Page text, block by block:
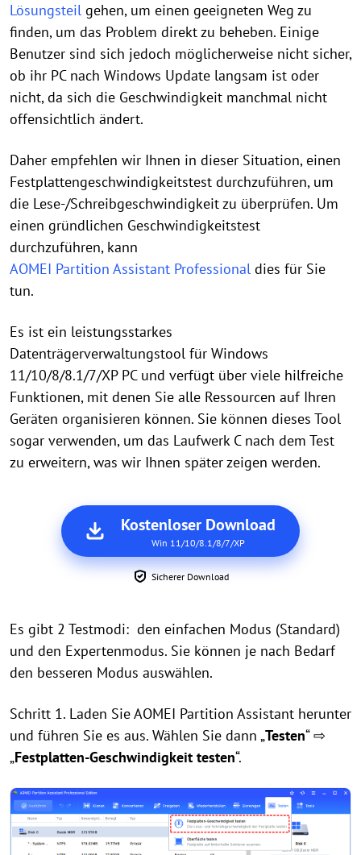
Lösungsteil gehen, um einen geeigneten Weg zu
finden, um das Problem direkt zu beheben. Einige
Benutzer sind sich jedoch möglicherweise nicht sicher,
ob ihr PC nach Windows Update langsam ist oder
nicht, da sich die Geschwindigkeit manchmal nicht
offensichtlich ändert.
Daher empfehlen wir Ihnen in dieser Situation, einen
Festplattengeschwindigkeitstest durchzuführen, um
die Lese-/Schreibgeschwindigkeit zu überprüfen. Um
einen gründlichen Geschwindigkeitstest
durchzuführen, kann
AOMEI Partition Assistant Professional dies für Sie
tun.
Es ist ein leistungsstarkes
Datenträgerverwaltungstool für Windows
11/10/8/8.1/7/XP PC und verfügt über viele hilfreiche
Funktionen, mit denen Sie alle Ressourcen auf Ihren
Geräten organisieren können. Sie können dieses Tool
sogar verwenden, um das Laufwerk C nach dem Test
zu erweitern, was wir Ihnen später zeigen werden.
Kostenloser Download
Win 11/10/8.1/8/7/XP
Sicherer Download
Es gibt 2 Testmodi: den einfachen Modus (Standard)
und den Expertenmodus. Sie können je nach Bedarf
den besseren Modus auswählen.
Schritt 1. Laden Sie AOMEI Partition Assistant herunter
und führen Sie es aus. Wählen Sie dann „Testen“ ⇨
„Festplatten-Geschwindigkeit testen“.